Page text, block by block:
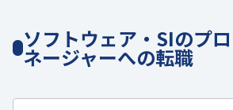
ソフトウェア・SIのプ
ネージャーへの転職